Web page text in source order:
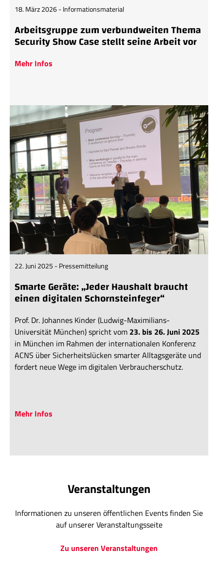
18. März 2026 - Informationsmaterial
Arbeitsgruppe zum verbundweiten Thema
Security Show Case stellt seine Arbeit vor
Mehr Infos
22. Juni 2025 - Pressemitteilung
Smarte Geräte: „Jeder Haushalt braucht
einen digitalen Schornsteinfeger“
Prof. Dr. Johannes Kinder (Ludwig-Maximilians-
Universität München) spricht vom 23. bis 26. Juni 2025
in München im Rahmen der internationalen Konferenz
ACNS über Sicherheitslücken smarter Alltagsgeräte und
fordert neue Wege im digitalen Verbraucherschutz.
Mehr Infos
Veranstaltungen
Informationen zu unseren öffentlichen Events finden Sie
auf unserer Veranstaltungsseite
Zu unseren Veranstaltungen